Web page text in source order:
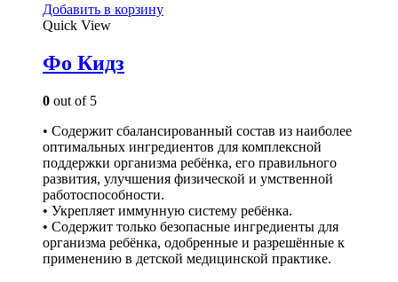
Добавить в корзину
Quick View
Фо Кидз
0 out of 5
• Содержит сбалансированный состав из наиболее
оптимальных ингредиентов для комплексной
поддержки организма ребёнка, его правильного
развития, улучшения физической и умственной
работоспособности.
• Укрепляет иммунную систему ребёнка.
• Содержит только безопасные ингредиенты для
организма ребёнка, одобренные и разрешённые к
применению в детской медицинской практике.